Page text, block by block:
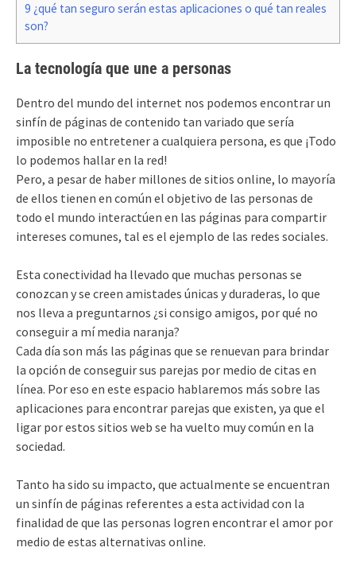
9 ¿qué tan seguro serán estas aplicaciones o qué tan reales
son?
La tecnología que une a personas
Dentro del mundo del internet nos podemos encontrar un
sinfín de páginas de contenido tan variado que sería
imposible no entretener a cualquiera persona, es que ¡Todo
lo podemos hallar en la red!
Pero, a pesar de haber millones de sitios online, lo mayoría
de ellos tienen en común el objetivo de las personas de
todo el mundo interactúen en las páginas para compartir
intereses comunes, tal es el ejemplo de las redes sociales.
Esta conectividad ha llevado que muchas personas se
conozcan y se creen amistades únicas y duraderas, lo que
nos lleva a preguntarnos ¿si consigo amigos, por qué no
conseguir a mí media naranja?
Cada día son más las páginas que se renuevan para brindar
la opción de conseguir sus parejas por medio de citas en
línea. Por eso en este espacio hablaremos más sobre las
aplicaciones para encontrar parejas que existen, ya que el
ligar por estos sitios web se ha vuelto muy común en la
sociedad.
Tanto ha sido su impacto, que actualmente se encuentran
un sinfín de páginas referentes a esta actividad con la
finalidad de que las personas logren encontrar el amor por
medio de estas alternativas online.